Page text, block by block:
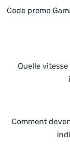
Code promo
Quelle
Comment